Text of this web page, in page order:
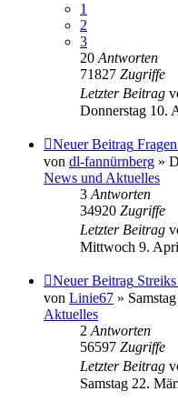
1
2
3
20Antworten
71827 Zugriffe
Letzter Beitrag
Donnerstag 10.
Neuer Beitrag
von dl-fannürnberg »
News und Aktuelles
3Antworten
34920 Zugriffe
Letzter Beitrag
Mittwoch 9.
Neuer Beitrag
von Linie67 »
Aktuelles
2Antworten
56597 Zugriffe
Letzter Beitrag
Samstag 22.